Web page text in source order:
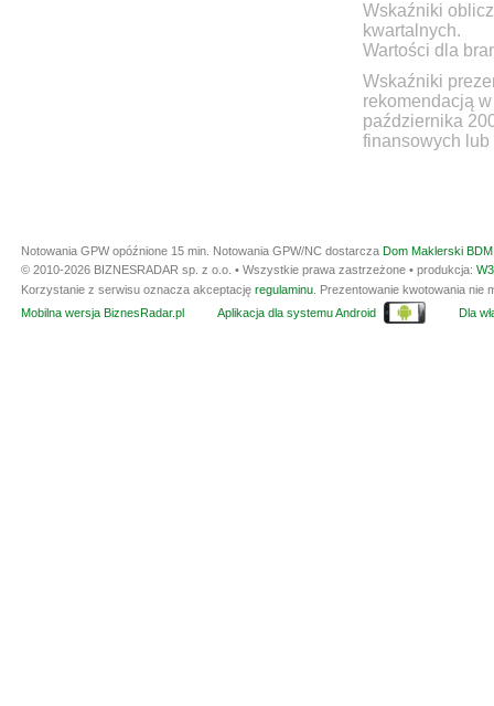
Wskaźniki
kwartalnych.
Wartości dla
Wskaźniki
rekomendacją
października
finansowych lub
Notowania GPW opóźnione 15 min. Notowania GPW/NC dostarcza Dom Maklerski
© 2010-2026 BIZNESRADAR sp. z o.o. • Wszystkie prawa zastrzeżone • produkcja:
Korzystanie z serwisu oznacza akceptację regulaminu . Prezentowanie kwotowania
Mobilna wersja BiznesRadar.pl
Aplikacja dla systemu Android Dla